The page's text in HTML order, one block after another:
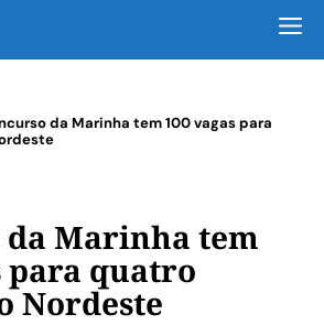
da Marinha tem 100 vagas para
da Marinha tem
para quatro
Nordeste